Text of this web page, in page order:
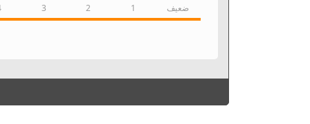
ضعیف 1
2
3